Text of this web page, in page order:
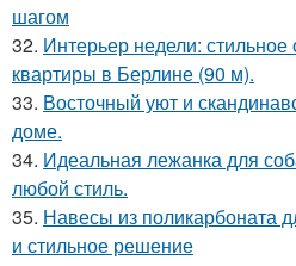
шагом
32. Интерьер недели:
квартиры в Берлине (90 м).
33. Восточный уют и
доме.
34. Идеальная лежанка для
любой стиль.
35. Навесы из поликарбоната
и стильное решение